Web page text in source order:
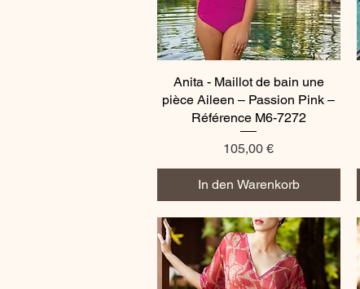
Schnellansicht
Anita - Maillot de bain une
pièce Aileen – Passion Pink –
Référence M6-7272
Preis
105,00 €
In den Warenkorb